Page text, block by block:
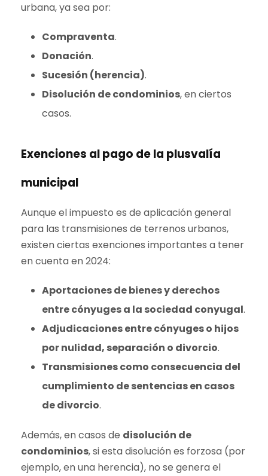
urbana, ya sea por:
Compraventa.
Donación.
Sucesión (herencia).
Disolución de condominios, en ciertos
casos.
Exenciones al pago de la plusvalía
municipal
Aunque el impuesto es de aplicación general
para las transmisiones de terrenos urbanos,
existen ciertas exenciones importantes a tener
en cuenta en 2024:
Aportaciones de bienes y derechos
entre cónyuges a la sociedad conyugal.
Adjudicaciones entre cónyuges o hijos
por nulidad, separación o divorcio.
Transmisiones como consecuencia del
cumplimiento de sentencias en casos
de divorcio.
Además, en casos de disolución de
condominios, si esta disolución es forzosa (por
ejemplo, en una herencia), no se genera el